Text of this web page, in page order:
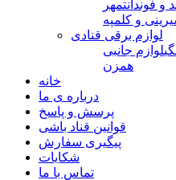
فوندانتمهر
و کلمپه
لوازم برقی قنادی
لوازم جانبی
همزن
خانه
درباره ی ما
پرسش و پاسخ
قوانین قناد باشی
پیگیری سفارش
شکایات
تماس با ما